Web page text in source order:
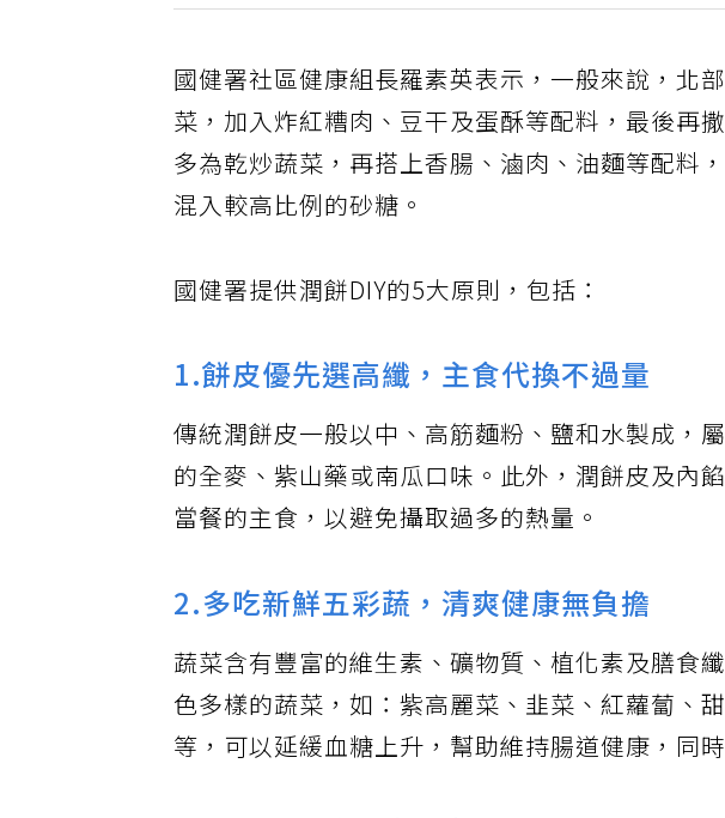
國健署社區健康組長羅素英表示，一般來說，北
菜，加入炸紅糟肉、豆干及蛋酥等配料，最後再
多為乾炒蔬菜，再搭上香腸、滷肉、油麵等配料
混入較高比例的砂糖。
國健署提供潤餅DIY的5大原則，包括：
1.餅皮優先選高纖，主食代換不過量
傳統潤餅皮一般以中、高筋麵粉、鹽和水製成，
的全麥、紫山藥或南瓜口味。此外，潤餅皮及內
當餐的主食，以避免攝取過多的熱量。
2.多吃新鮮五彩蔬，清爽健康無負擔
蔬菜含有豐富的維生素、礦物質、植化素及膳食
色多樣的蔬菜，如：紫高麗菜、韭菜、紅蘿蔔、
等，可以延緩血糖上升，幫助維持腸道健康，同